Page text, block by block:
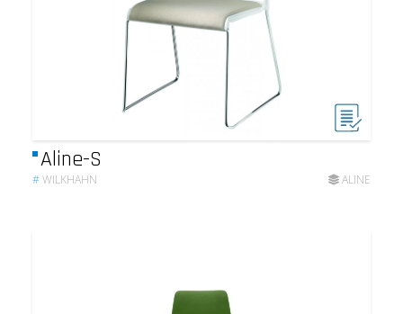
Aline-S
#WILKHAHN ALINE